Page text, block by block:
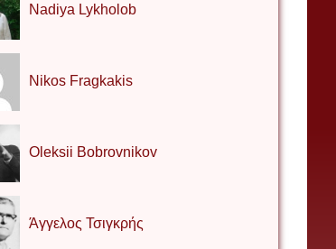
Nadiya Lykholob
Nikos Fragkakis
Oleksii Bobrovnikov
Άγγελος Τσιγκρής